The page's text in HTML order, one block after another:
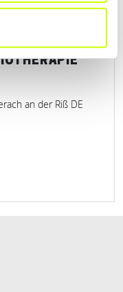
an der Riß DE